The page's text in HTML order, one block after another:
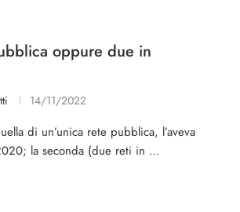
oppure due in
14/11/2022
di un’unica rete pubblica, l’aveva
la seconda (due reti in …